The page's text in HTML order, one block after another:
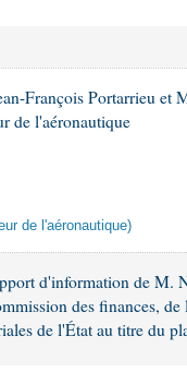
François Portarrieu et
de l'aéronautique
de l'aéronautique)
d'information de M.
des finances,
de l'État au titre du